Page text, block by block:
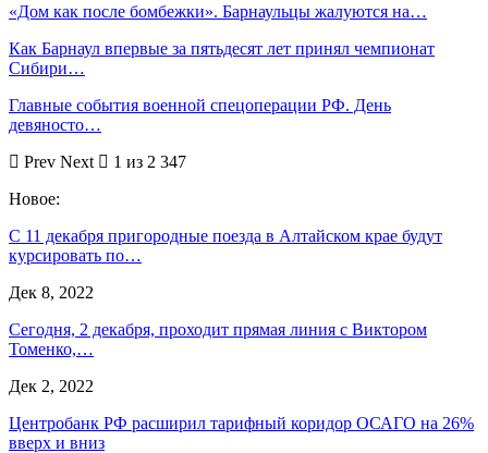
«Дом как после бомбежки». Барнаульцы жалуются на…
Как Барнаул впервые за пятьдесят лет принял чемпионат
Сибири…
Главные события военной спецоперации РФ. День
девяносто…
Prev Next
1 из 2 347
Новое:
С 11 декабря пригородные поезда в Алтайском крае будут
курсировать по…
Дек 8, 2022
Сегодня, 2 декабря, проходит прямая линия с Виктором
Томенко,…
Дек 2, 2022
Центробанк РФ расширил тарифный коридор ОСАГО на 26%
вверх и вниз